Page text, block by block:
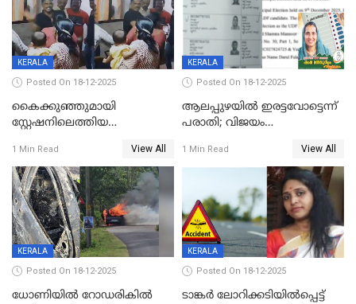
KERALA
Posted On 18-12-2025
കൈക്കുഞ്ഞുമായി
സ്റ്റേഷനിലെത്തിയ
കരണത്തടിച്ചു; CC ടിവി
ദൃശ്യങ്ങൾ പുറത്ത്
1 Min Read View All
KERALA
Posted On 18-12-2025
ആലപ്പുഴയിൽ ഇരട്ടവോട്ടെന്ന്
പരാതി; വിജയം
വാർഡിലെ എൽഡിഎഫ്
സ്ഥാനാർത്ഥി
1 Min Read View All
KERALA
Posted On 18-12-2025
ധോണിയിൽ റോഡരികിൽ
KERALA
Posted On 18-12-2025
ടാങ്കർ ലോറിക്കടിയിൽപ്പെട്ട്